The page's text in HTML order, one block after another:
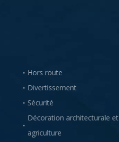
Hors route
Divertissement
Sécurité
Décoration architecturale et
agriculture